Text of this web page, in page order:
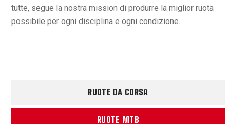
tutte, segue la nostra mission di produrre la miglior ruota
possibile per ogni disciplina e ogni condizione.
RUOTE DA CORSA
RUOTE MTB